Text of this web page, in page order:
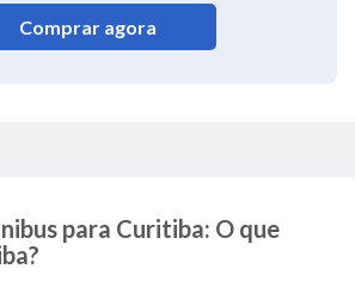
Comprar agora
para Curitiba: O que